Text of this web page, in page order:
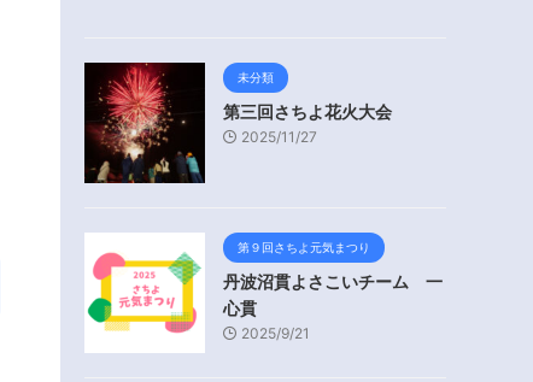
未分類
第三回さちよ花火大会
2025/11/27
第９回さちよ元気まつり
丹波沼貫よさこいチーム 一
心貫
2025/9/21